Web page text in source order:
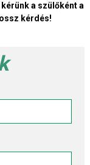
a szülőként a
kérdés!